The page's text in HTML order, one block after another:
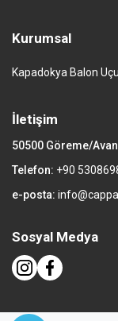
Kurumsal
Kapadokya Balon
İletişim
50500 Göreme/
Telefon: +90
e-posta:
Sosyal Medya